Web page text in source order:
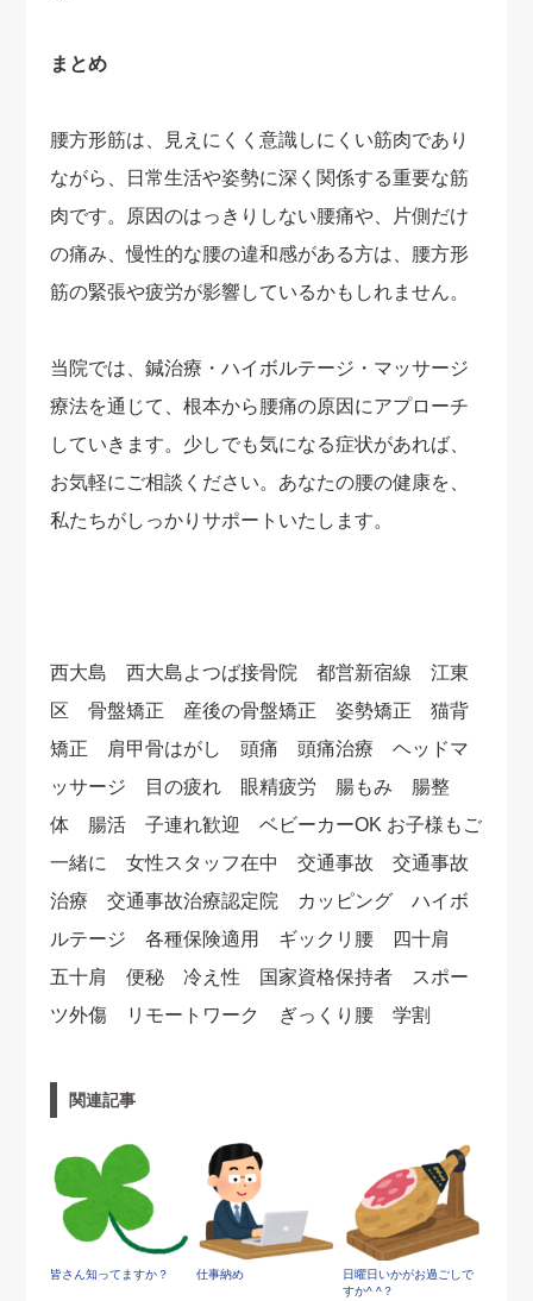
まとめ
腰方形筋は、見えにくく意識しにくい筋肉であり
ながら、日常生活や姿勢に深く関係する重要な筋
肉です。原因のはっきりしない腰痛や、片側だけ
の痛み、慢性的な腰の違和感がある方は、腰方形
筋の緊張や疲労が影響しているかもしれません。
当院では、鍼治療・ハイボルテージ・マッサージ
療法を通じて、根本から腰痛の原因にアプローチ
していきます。少しでも気になる症状があれば、
お気軽にご相談ください。あなたの腰の健康を、
私たちがしっかりサポートいたします。
西大島 西大島よつば接骨院 都営新宿線 江東
区 骨盤矯正 産後の骨盤矯正 姿勢矯正 猫背
矯正 肩甲骨はがし 頭痛 頭痛治療 ヘッドマ
ッサージ 目の疲れ 眼精疲労 腸もみ 腸整
体 腸活 子連れ歓迎 ベビーカーOK お子様もご
一緒に 女性スタッフ在中 交通事故 交通事故
治療 交通事故治療認定院 カッピング ハイボ
ルテージ 各種保険適用 ギックリ腰 四十肩
五十肩 便秘 冷え性 国家資格保持者 スポー
ツ外傷 リモートワーク ぎっくり腰 学割
関連記事
皆さん知ってますか？ 仕事納め
日曜日いかがお過ごしで
すか^ ^？